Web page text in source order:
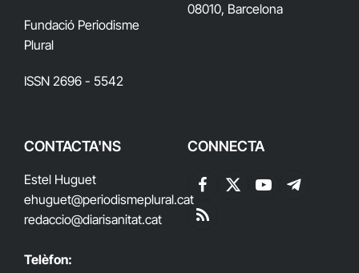
Fundació Periodisme
Plural
ISSN 2696 - 5542
08010, Barcelona
CONTACTA'NS
Estel Huguet
ehuguet@periodismeplural.cat
redaccio@diarisanitat.cat
Telèfon:
CONNECTA
Facebook
X
YouTubeTelegram
RSS